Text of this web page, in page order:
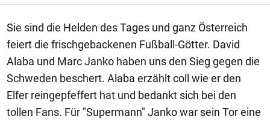
Sie sind die Helden des Tages und ganz Österreich
feiert die frischgebackenen Fußball-Götter. David
Alaba und Marc Janko haben uns den Sieg gegen die
Schweden beschert. Alaba erzählt coll wie er den
Elfer reingepfeffert hat und bedankt sich bei den
tollen Fans. Für "Supermann" Janko war sein Tor eine